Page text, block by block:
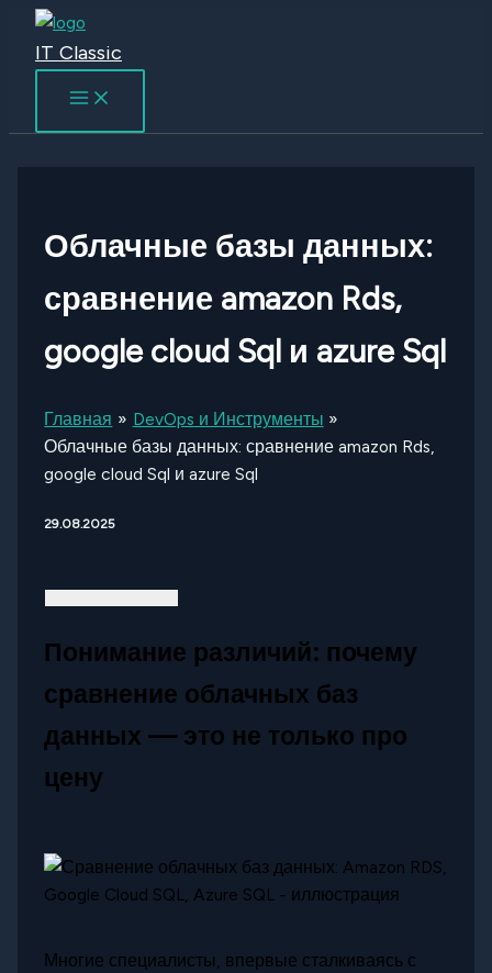
Перейти
содержимому
IT Classic
Облачные базы данных:
сравнение amazon Rds,
google cloud Sql и azure Sql
Главная
DevOps и Инструменты
Облачные базы данных: сравнение amazon Rds,
google cloud Sql и azure Sql
29.08.2025
Понимание различий: почему
сравнение облачных баз
данных — это не только про
цену
Многие специалисты, впервые сталкиваясь с